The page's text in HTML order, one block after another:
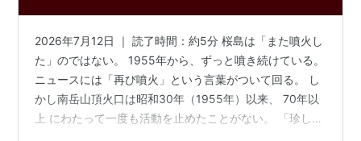
2026年7月12日 ｜ 読了時間：約5分 桜島は「また噴火し
た」のではない。 1955年から、ずっと噴き続けている。
ニュースには「再び噴火」という言葉がついて回る。 し
かし南岳山頂火口は昭和30年（1955年）以来、 70年以
上 にわたって一度も活動を止めたことがない。 「珍しい